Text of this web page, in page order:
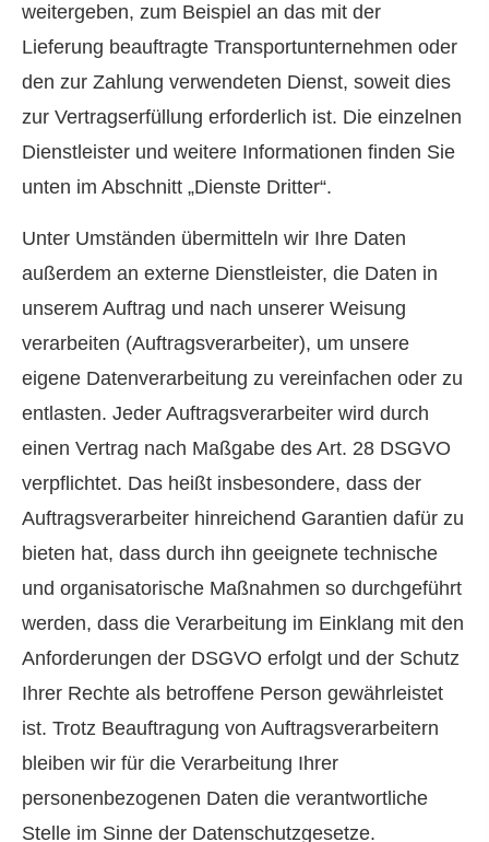
weitergeben, zum Beispiel an das mit der
Lieferung beauftragte Transportunternehmen oder
den zur Zahlung verwendeten Dienst, soweit dies
zur Vertragserfüllung erforderlich ist. Die einzelnen
Dienstleister und weitere Informationen finden Sie
unten im Abschnitt „Dienste Dritter“.
Unter Umständen übermitteln wir Ihre Daten
außerdem an externe Dienstleister, die Daten in
unserem Auftrag und nach unserer Weisung
verarbeiten (Auftragsverarbeiter), um unsere
eigene Datenverarbeitung zu vereinfachen oder zu
entlasten. Jeder Auftragsverarbeiter wird durch
einen Vertrag nach Maßgabe des Art. 28 DSGVO
verpflichtet. Das heißt insbesondere, dass der
Auftragsverarbeiter hinreichend Garantien dafür zu
bieten hat, dass durch ihn geeignete technische
und organisatorische Maßnahmen so durchgeführt
werden, dass die Verarbeitung im Einklang mit den
Anforderungen der DSGVO erfolgt und der Schutz
Ihrer Rechte als betroffene Person gewährleistet
ist. Trotz Beauftragung von Auftragsverarbeitern
bleiben wir für die Verarbeitung Ihrer
personenbezogenen Daten die verantwortliche
Stelle im Sinne der Datenschutzgesetze.